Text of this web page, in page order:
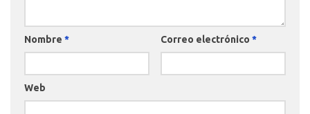
Nombre * Correo electrónico *
Web